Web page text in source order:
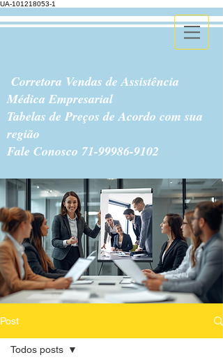
UA-101218053-1
Corretora Vendas de Assistência
Médica Empresarial
Tabelas de Preços de Acordo com sua
região
Fale Conosco 71-99986-9102
Post
Todos posts